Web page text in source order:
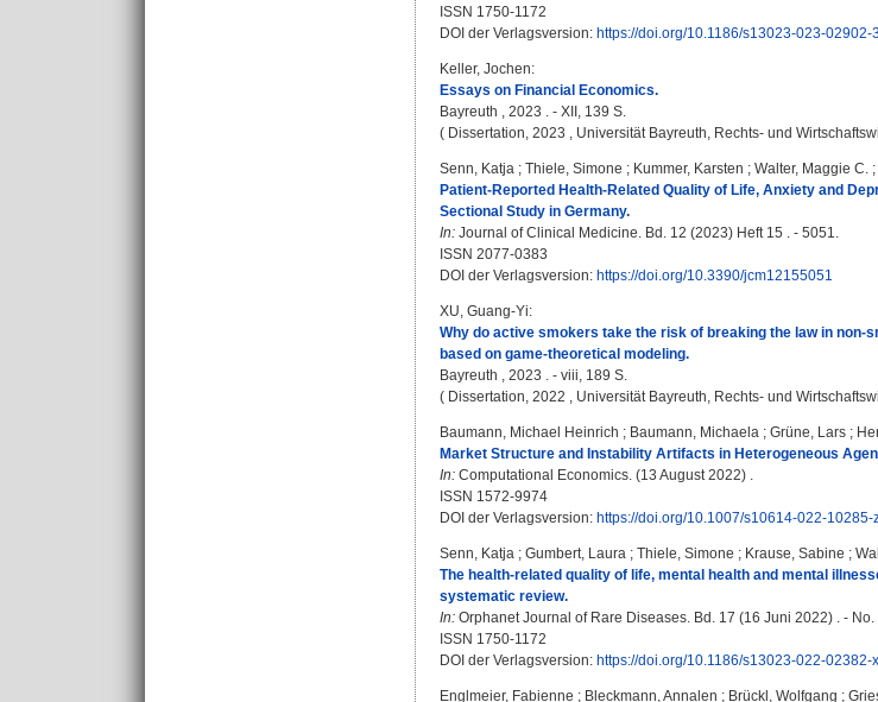
ISSN 1750-1172
DOI der Verlagsversion: https://doi.org/10.1186/s13023-023-02902-
Keller, Jochen:
Essays on Financial Economics.
Bayreuth , 2023 . - XII, 139 S.
( Dissertation, 2023 , Universität Bayreuth, Rechts- und
Senn, Katja ; Thiele, Simone ; Kummer, Karsten ; Walter, Maggie C. ;
Patient-Reported Health-Related Quality of Life, Anxiety and
Sectional Study in Germany.
In: Journal of Clinical Medicine. Bd. 12 (2023) Heft 15 . - 5051.
ISSN 2077-0383
DOI der Verlagsversion: https://doi.org/10.3390/jcm12155051
XU, Guang-Yi:
Why do active smokers take the risk of breaking the law in
based on game-theoretical modeling.
Bayreuth , 2023 . - viii, 189 S.
( Dissertation, 2022 , Universität Bayreuth, Rechts- und
Baumann, Michael Heinrich ; Baumann, Michaela ; Grüne, Lars ;
Market Structure and Instability Artifacts in Heterogeneous
In: Computational Economics. (13 August 2022) .
ISSN 1572-9974
DOI der Verlagsversion: https://doi.org/10.1007/s10614-022-10285-
Senn, Katja ; Gumbert, Laura ; Thiele, Simone ; Krause, Sabine ;
The health-related quality of life, mental health and mental
systematic review.
In: Orphanet Journal of Rare Diseases. Bd. 17 (16 Juni 2022) . - No.
ISSN 1750-1172
DOI der Verlagsversion: https://doi.org/10.1186/s13023-022-02382-x
Englmeier, Fabienne ; Bleckmann, Annalen ; Brückl, Wolfgang ;